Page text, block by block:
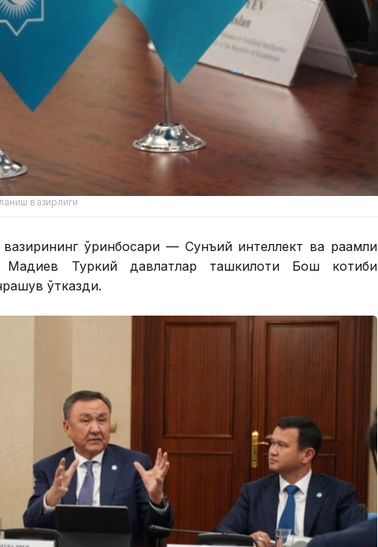
вазирлиги
ўринбосари — Сунъий интеллект ва рақамли
Туркий давлатлар ташкилоти Бош котиби
ўтказди.